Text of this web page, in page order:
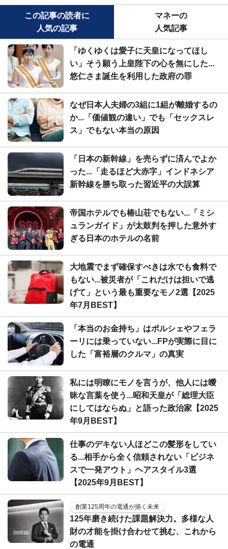
この記事の読者に
人気の記事
マネーの
人気記事
「ゆくゆくは愛子に天皇になってほし
い」そう願う上皇陛下の心を無にした...
悠仁さま誕生を利用した政府の罪
なぜ日本人夫婦の3組に1組が離婚するの
か...「価値観の違い」でも「セックスレ
ス」でもない本当の原因
「日本の新幹線」を売らずに済んでよか
った...「走るほど大赤字」インドネシア
新幹線を勝ち取った習近平の大誤算
帝国ホテルでも椿山荘でもない...「ミシ
ュランガイド」が太鼓判を押した意外す
ぎる日本のホテルの名前
大地震でまず確保すべきは水でも食料で
もない...被災者が「これだけは担いで逃
げて」という最も重要なモノ2選【2025
年7月BEST】
「本当のお金持ち」はポルシェやフェラ
ーリには乗っていない...FPが実際に目に
した「富裕層のクルマ」の真実
私には明瞭にモノを言うが、他人には曖
昧な言葉を使う...昭和天皇が「総理大臣
にしてはならぬ」と語った政治家【2025
年9月BEST】
仕事のデキない人ほどこの髪形をしてい
る...相手から全く信頼されない「ビジネ
スで一発アウト」ヘアスタイル3選
【2025年9月BEST】
創業125周年の電通が描く未来
125年磨き続けた課題解決力。多様な人
財の才能を掛け合わせて挑む、これから
の電通